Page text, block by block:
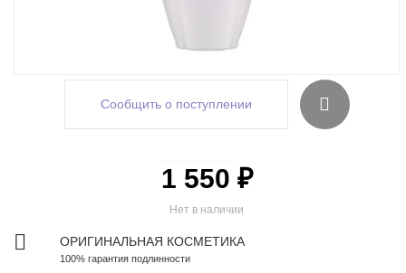
Сообщить о поступлении
Нет в наличии
1 550 ₽
ОРИГИНАЛЬНАЯ КОСМЕТИКА
100% гарантия подлинности